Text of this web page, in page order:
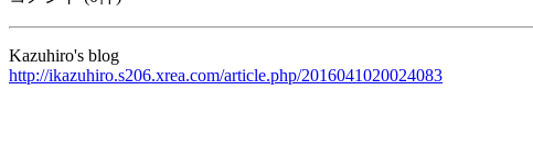
Kazuhiro's blog
http://ikazuhiro.s206.xrea.com/article.php/2016041020024083